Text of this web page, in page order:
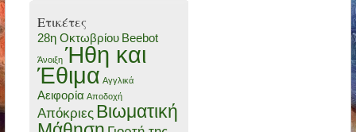
Ετικέτες
28η Οκτωβρίου Beebot
Άνοιξη Ήθη και
Έθιμα Αγγλικά
Αειφορία Αποδοχή
Απόκριες Βιωματική